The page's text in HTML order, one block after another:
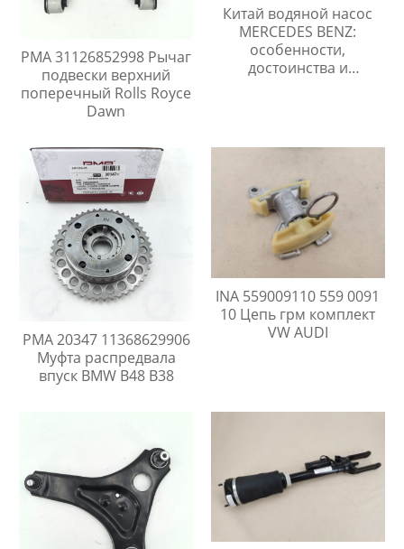
PMA 31126852998 Рычаг
подвески верхний
поперечный Rolls Royce
Dawn
Китай водяной насос
MERCEDES BENZ:
особенности,
достоинства и
PMA 20347 11368629906
Муфта распредвала
впуск BMW B48 B38
INA 559009110 559 0091
10 Цепь грм комплект
VW AUDI